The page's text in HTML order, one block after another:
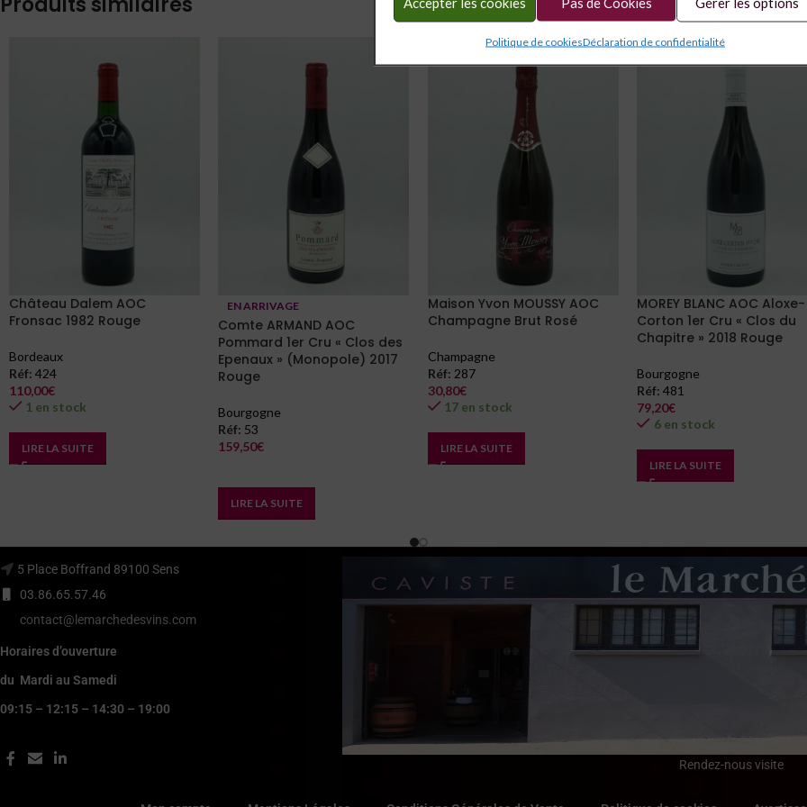
Politique de cookiesDéclaration de confidentialité
Château Dalem AOC
Fronsac 1982 Rouge
Bordeaux
Réf: 424
110,00€
1 en stock
LIRE LA SUITE
EN ARRIVAGE
Comte ARMAND AOC
Pommard 1er Cru « Clos des
Epenaux » (Monopole) 2017
Rouge
Bourgogne
Réf: 53
159,50€
LIRE LA SUITE
Maison Yvon MOUSSY AOC
Champagne Brut Rosé
Champagne
Réf: 287
30,80€
17 en stock
LIRE LA SUITE
MOREY BLANC AOC Aloxe-
Corton 1er Cru « Clos du
Chapitre » 2018 Rouge
Bourgogne
Réf:481
79,20€
6 en stock
LIRE LA SUITE
5 Place Boffrand 89100 Sens
03.86.65.57.46
contact@lemarchedesvins.com
Horaires d’ouverture
du Mardi au Samedi
09:15 – 12:15 – 14:30 – 19:00
Rendez-nous visite